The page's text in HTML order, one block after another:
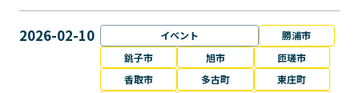
2026-02-10 イベント
勝浦市
銚子市
旭市
匝瑳市
香取市
多古町
東庄町